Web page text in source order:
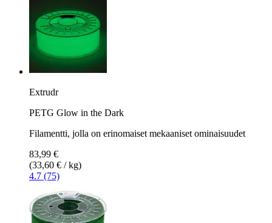
Extrudr
PETG Glow in the Dark
Filamentti, jolla on erinomaiset mekaaniset ominaisuudet
83,99 €
(33,60 € / kg)
4.7 (75)